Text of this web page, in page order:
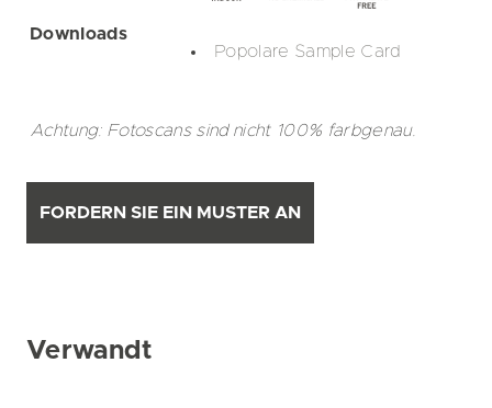
Downloads
Popolare Sample Card
Achtung: Fotoscans sind nicht 100% farbgenau.
FORDERN SIE EIN MUSTER AN
Verwandt